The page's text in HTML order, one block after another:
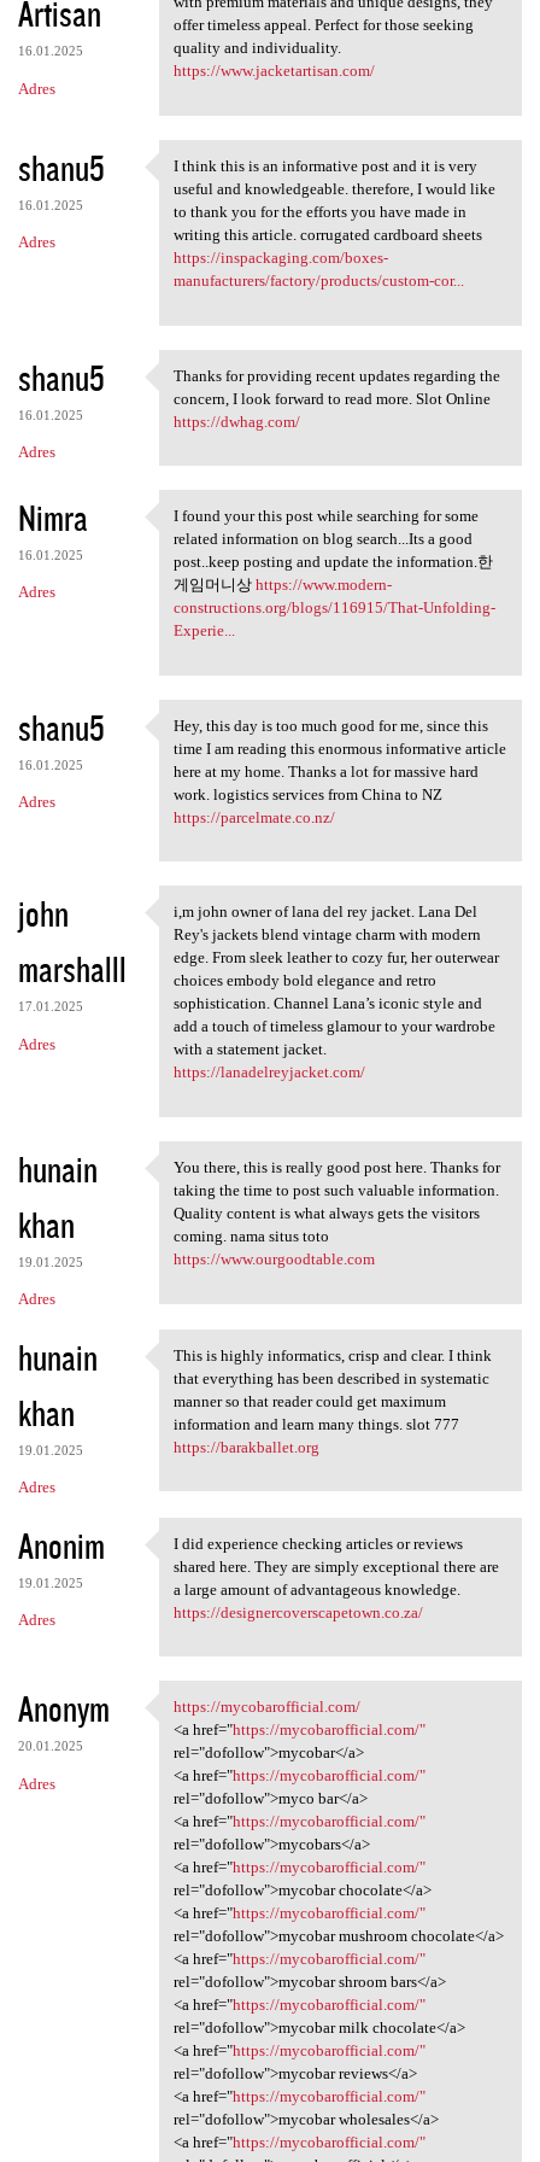
Artisan
16.01.2025
Adres
offer timeless appeal. Perfect for those seeking
quality and individuality.
https://www.jacketartisan.com/
shanu5
16.01.2025
Adres
I think this is an
I think this is an informative post and it is very
useful and knowledgeable. therefore, I would like
to thank you for the efforts you have made in
writing this article. corrugated cardboard sheets
https://inspackaging.com/boxes-
manufacturers/factory/products/custom-cor...
shanu5
16.01.2025
Adres
Thanks for providing recent
Thanks for providing recent updates regarding the
concern, I look forward to read more. Slot Online
https://dwhag.com/
Nimra
16.01.2025
Adres
I found your this post while
I found your this post while searching for some
related information on blog search...Its a good
post..keep posting and update the information.한
게임머니상 https://www.modern-
constructions.org/blogs/116915/That-Unfolding-
Experie...
shanu5
16.01.2025
Adres
Hey, this day is too much
Hey, this day is too much good for me, since this
time I am reading this enormous informative article
here at my home. Thanks a lot for massive hard
work. logistics services from China to NZ
https://parcelmate.co.nz/
john
marshalll
17.01.2025
Adres
i,m john owner of lana del
i,m john owner of lana del rey jacket. Lana Del
Rey's jackets blend vintage charm with modern
edge. From sleek leather to cozy fur, her outerwear
choices embody bold elegance and retro
sophistication. Channel Lana’s iconic style and
add a touch of timeless glamour to your wardrobe
with a statement jacket.
https://lanadelreyjacket.com/
hunain
khan
19.01.2025
Adres
You there, this is really
You there, this is really good post here. Thanks for
taking the time to post such valuable information.
Quality content is what always gets the visitors
coming. nama situs toto
https://www.ourgoodtable.com
hunain
khan
19.01.2025
Adres
This is highly informatics,
This is highly informatics, crisp and clear. I think
that everything has been described in systematic
manner so that reader could get maximum
information and learn many things. slot 777
https://barakballet.org
Anonim
19.01.2025
Adres
I did experience checking
I did experience checking articles or reviews
shared here. They are simply exceptional there are
a large amount of advantageous knowledge.
https://designercoverscapetown.co.za/
Anonym
20.01.2025
Adres
https://mycobarofficial.com/
https://mycobarofficial.com/
<a href="https://mycobarofficial.com/"
rel="dofollow">mycobar</a>
<a href="https://mycobarofficial.com/"
rel="dofollow">myco bar</a>
<a href="https://mycobarofficial.com/"
rel="dofollow">mycobars</a>
<a href="https://mycobarofficial.com/"
rel="dofollow">mycobar chocolate</a>
<a href="https://mycobarofficial.com/"
rel="dofollow">mycobar mushroom chocolate</a>
<a href="https://mycobarofficial.com/"
rel="dofollow">mycobar shroom bars</a>
<a href="https://mycobarofficial.com/"
rel="dofollow">mycobar milk chocolate</a>
<a href="https://mycobarofficial.com/"
rel="dofollow">mycobar reviews</a>
<a href="https://mycobarofficial.com/"
rel="dofollow">mycobar wholesales</a>
<a href="https://mycobarofficial.com/"